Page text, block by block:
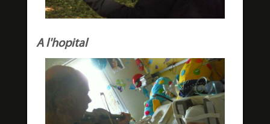
A l'hopital